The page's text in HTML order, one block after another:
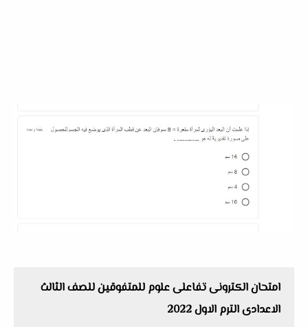
امتحان الكترونى تفاعلى علوم للمتفوقين للصف الثالث
الاعدادى الترم الاول 2022